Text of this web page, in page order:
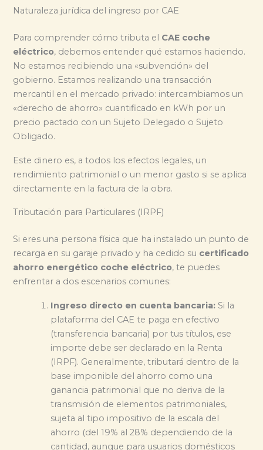
Naturaleza jurídica del ingreso por CAE
Para comprender cómo tributa el CAE coche
eléctrico, debemos entender qué estamos haciendo.
No estamos recibiendo una «subvención» del
gobierno. Estamos realizando una transacción
mercantil en el mercado privado: intercambiamos un
«derecho de ahorro» cuantificado en kWh por un
precio pactado con un Sujeto Delegado o Sujeto
Obligado.
Este dinero es, a todos los efectos legales, un
rendimiento patrimonial o un menor gasto si se aplica
directamente en la factura de la obra.
Tributación para Particulares (IRPF)
Si eres una persona física que ha instalado un punto de
recarga en su garaje privado y ha cedido su certificado
ahorro energético coche eléctrico, te puedes
enfrentar a dos escenarios comunes:
Ingreso directo en cuenta bancaria: Si la
plataforma del CAE te paga en efectivo
(transferencia bancaria) por tus títulos, ese
importe debe ser declarado en la Renta
(IRPF). Generalmente, tributará dentro de la
base imponible del ahorro como una
ganancia patrimonial que no deriva de la
transmisión de elementos patrimoniales,
sujeta al tipo impositivo de la escala del
ahorro (del 19% al 28% dependiendo de la
cantidad, aunque para usuarios domésticos